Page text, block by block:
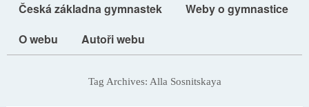
Česká základna gymnastek
Weby o gymnastice
O webu
Autoři webu
Tag Archives: Alla Sosnitskaya